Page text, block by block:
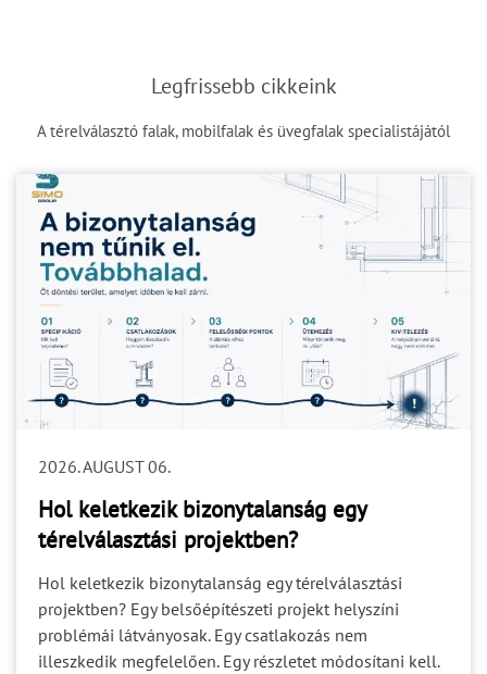
Legfrissebb cikkeink
A térelválasztó falak, mobilfalak és üvegfalak specialistájától
2026. AUGUST 06.
Hol keletkezik bizonytalanság egy
térelválasztási projektben?
Hol keletkezik bizonytalanság egy térelválasztási
projektben? Egy belsőépítészeti projekt helyszíni
problémái látványosak. Egy csatlakozás nem
illeszkedik megfelelően. Egy részletet módosítani kell.